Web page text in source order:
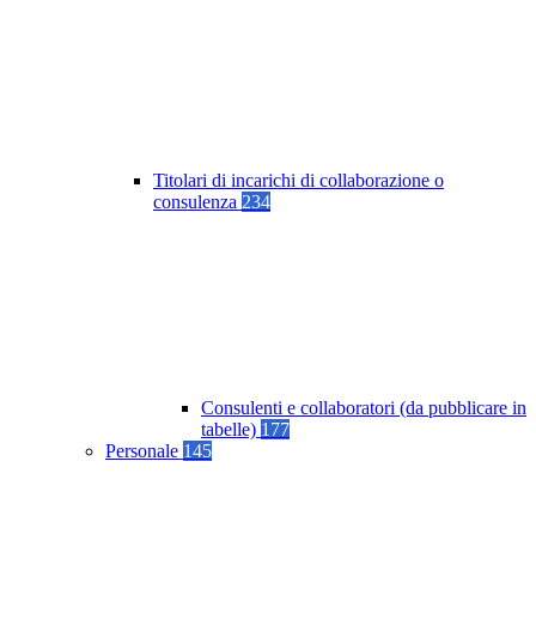
Titolari di incarichi di collaborazione o
consulenza 234
Consulenti e collaboratori (da pubblicare in
tabelle) 177
Personale 145